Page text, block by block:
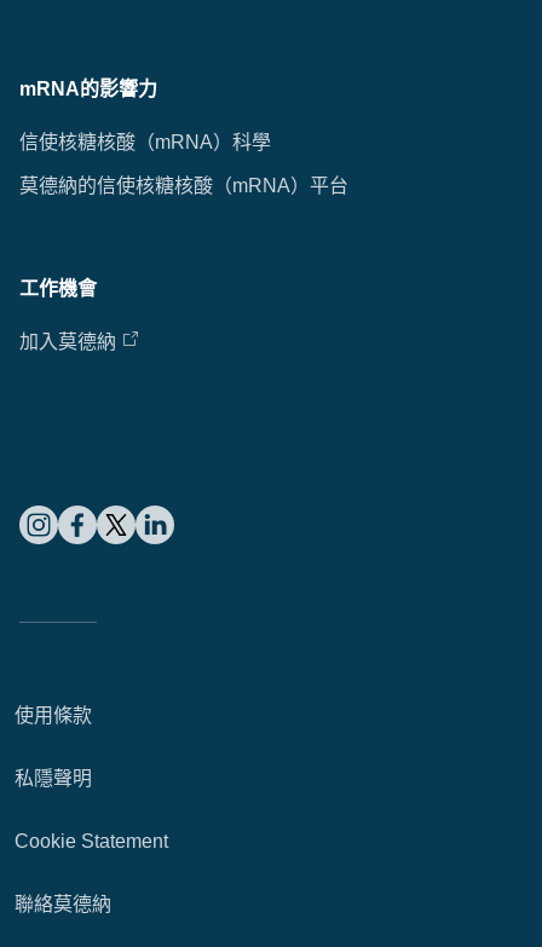
mRNA的影響力
信使核糖核酸（mRNA）科學
莫德納的信使核糖核酸（mRNA）平台
工作機會
加入莫德納
使用條款
私隱聲明
Cookie Statement
聯絡莫德納